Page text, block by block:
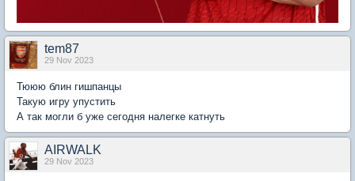
tem87
29 Nov 2023
Тююю блин гишпанцы
Такую игру упустить
А так могли б уже сегодня налегке катнуть
AIRWALK
29 Nov 2023